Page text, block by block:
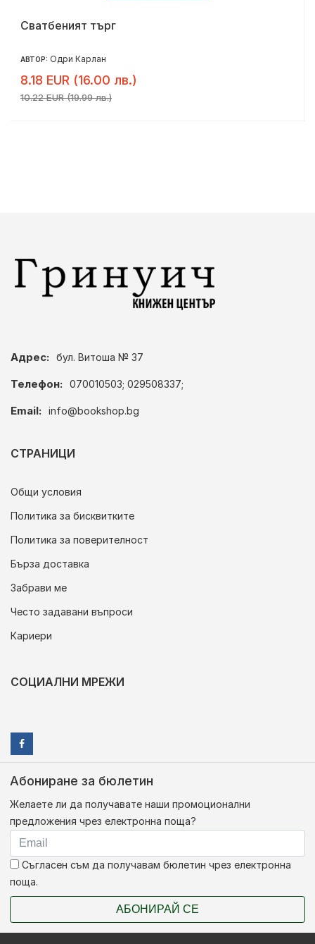
Сватбеният търг
АВТОР: Одри Карлан
8.18 EUR (16.00 лв.)
10.22 EUR (19.99 лв.)
Адрес: бул. Витоша № 37
Телефон: 070010503; 029508337;
Email: info@bookshop.bg
СТРАНИЦИ
Общи условия
Политика за бисквитките
Политика за поверителност
Бърза доставка
Забрави ме
Често задавани въпроси
Кариери
СОЦИАЛНИ МРЕЖИ
Абониране за бюлетин
Желаете ли да получавате наши промоционални
предложения чрез електронна поща?
Съгласен съм да получавам бюлетин чрез електронна
поща.
АБОНИРАЙ СЕ